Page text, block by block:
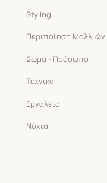
Styling
Περιποίηση Μαλλιών
Σώμα - Πρόσωπο
Τεχνικά
Εργαλεία
Νύχια